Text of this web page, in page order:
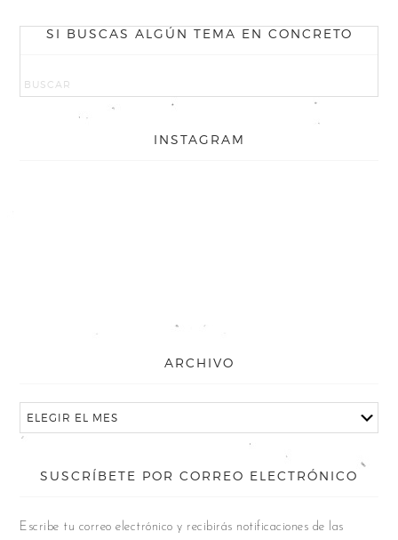
SI BUSCAS ALGÚN TEMA EN CONCRETO
INSTAGRAM
ARCHIVO
SUSCRÍBETE POR CORREO ELECTRÓNICO
Escribe tu correo electrónico y recibirás notificaciones de las